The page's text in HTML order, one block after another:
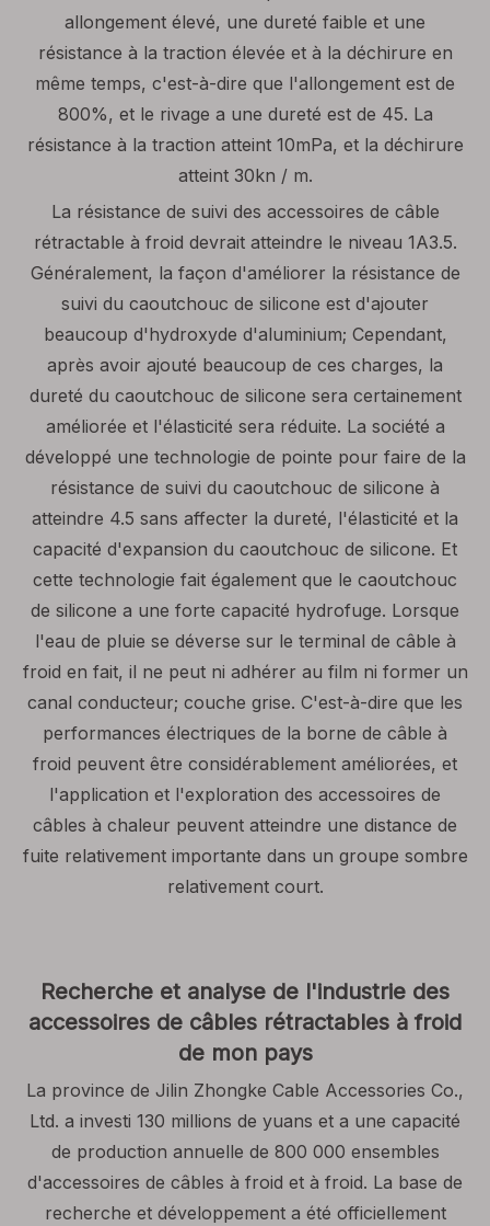
allongement élevé, une dureté faible et une
résistance à la traction élevée et à la déchirure en
même temps, c'est-à-dire que l'allongement est de
800%, et le rivage a une dureté est de 45. La
résistance à la traction atteint 10mPa, et la déchirure
atteint 30kn / m.
La résistance de suivi des accessoires de câble
rétractable à froid devrait atteindre le niveau 1A3.5.
Généralement, la façon d'améliorer la résistance de
suivi du caoutchouc de silicone est d'ajouter
beaucoup d'hydroxyde d'aluminium; Cependant,
après avoir ajouté beaucoup de ces charges, la
dureté du caoutchouc de silicone sera certainement
améliorée et l'élasticité sera réduite. La société a
développé une technologie de pointe pour faire de la
résistance de suivi du caoutchouc de silicone à
atteindre 4.5 sans affecter la dureté, l'élasticité et la
capacité d'expansion du caoutchouc de silicone. Et
cette technologie fait également que le caoutchouc
de silicone a une forte capacité hydrofuge. Lorsque
l'eau de pluie se déverse sur le terminal de câble à
froid en fait, il ne peut ni adhérer au film ni former un
canal conducteur; couche grise. C'est-à-dire que les
performances électriques de la borne de câble à
froid peuvent être considérablement améliorées, et
l'application et l'exploration des accessoires de
câbles à chaleur peuvent atteindre une distance de
fuite relativement importante dans un groupe sombre
relativement court.
Recherche et analyse de l'industrie des
accessoires de câbles rétractables à froid
de mon pays
La province de Jilin Zhongke Cable Accessories Co.,
Ltd. a investi 130 millions de yuans et a une capacité
de production annuelle de 800 000 ensembles
d'accessoires de câbles à froid et à froid. La base de
recherche et développement a été officiellement